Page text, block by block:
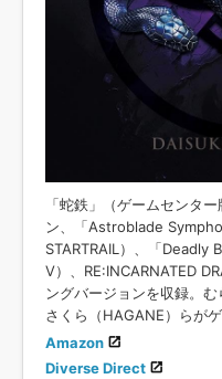
「蛇鉄」（ゲームセンタ
ン、「Astroblade
STARTRAIL）、「Deadly
V）、RE:INCARNATED
ングバージョンを収録。
さくら（HAGANE）らがゲ
Amazon
Diverse Direct